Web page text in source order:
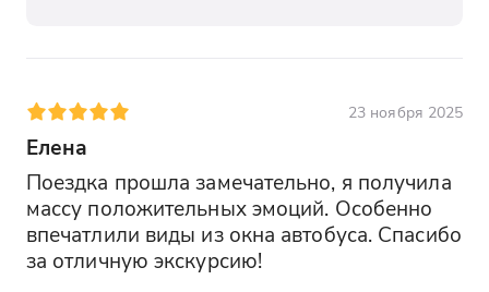
23 ноября 2025
Елена
Поездка прошла замечательно, я получила
массу положительных эмоций. Особенно
впечатлили виды из окна автобуса. Спасибо
за отличную экскурсию!